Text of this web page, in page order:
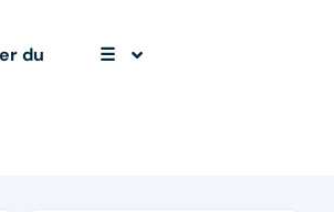
du ☰